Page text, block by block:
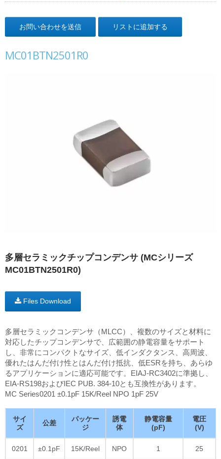
お問い合わせを送信 リストに追加する
MC01BTN2501R0
多層セラミックチップコンデンサ (MCシリーズ
MC01BTN2501R0)
Files Download
多層セラミックコンデンサ（MLCC）、複数のサイズと材料に
対応したチップコンデンサで、広範囲の静電容量をサポート
し、非常にコンパクトなサイズ、低インダクタンス、高周波、
優れたはんだ付け性とはんだ付け抵抗、低ESRを持ち、あらゆ
るアプリケーションに適応可能です。EIAJ-RC3402に準拠し、
EIA-RS198およびIEC PUB. 384-10とも互換性があります。
MC Series0201 ±0.1pF 15K/Reel NPO 1pF 25V
サイ
ズ
公差
パッケー
ジ
誘電
体
静電容量
(pF)
電圧
(V)
0201 ±0.1pF 15K/Reel NPO 1 25